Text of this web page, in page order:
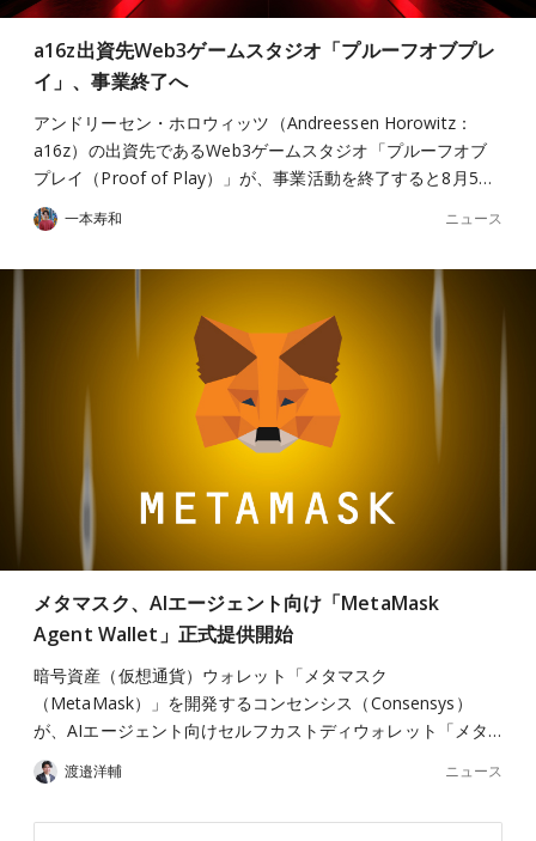
a16z出資先Web3ゲームスタジオ「プルーフオブプレ
イ」、事業終了へ
アンドリーセン・ホロウィッツ（Andreessen Horowitz：
a16z）の出資先であるWeb3ゲームスタジオ「プルーフオブ
プレイ（Proof of Play）」が、事業活動を終了すると8月5…
一本寿和 ニュース
メタマスク、AIエージェント向け「MetaMask
Agent Wallet」正式提供開始
暗号資産（仮想通貨）ウォレット「メタマスク
（MetaMask）」を開発するコンセンシス（Consensys）
が、AIエージェント向けセルフカストディウォレット「メタ…
渡邉洋輔 ニュース